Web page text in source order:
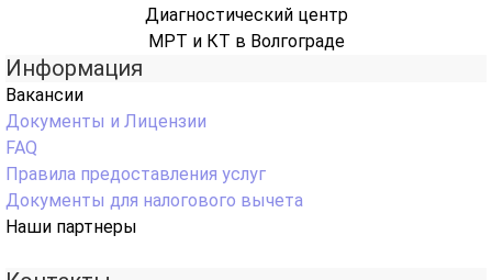
Диагностический центр
МРТ и КТ в Волгограде
Информация
Вакансии
Документы и Лицензии
FAQ
Правила предоставления услуг
Документы для налогового вычета
Наши партнеры